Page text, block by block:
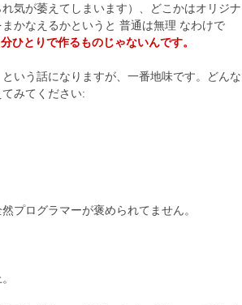
気が萎えてしまいます）、どこかはオリジナ
かなえるかというと 普通は無理 なわけで
ひとりで作るものじゃないんです。
いう話になりますが、一番地味です。どんな
みてください:
プログラマーが褒められてません。